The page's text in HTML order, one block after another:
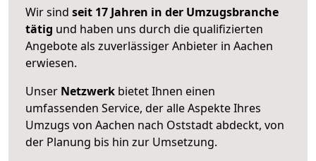
Wir sind seit 17 Jahren in der Umzugsbranche
tätig und haben uns durch die qualifizierten
Angebote als zuverlässiger Anbieter in Aachen
erwiesen.
Unser Netzwerk bietet Ihnen einen
umfassenden Service, der alle Aspekte Ihres
Umzugs von Aachen nach Oststadt abdeckt, von
der Planung bis hin zur Umsetzung.